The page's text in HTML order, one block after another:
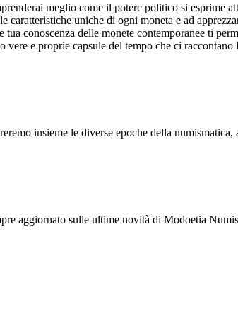
meglio come il potere politico si esprime
caratteristiche uniche di ogni moneta e ad
tua conoscenza delle monete contemporanee ti
vere e proprie capsule del tempo che ci raccontano
insieme le diverse epoche della
aggiornato sulle ultime novità di Modoetia